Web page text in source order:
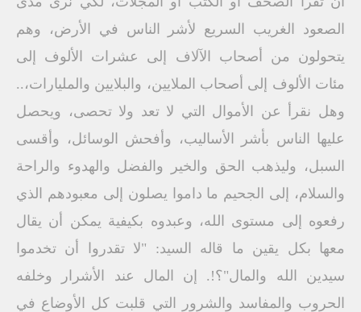
الصعود الغريب السريع لأشر الناس في الأرض، وهم
يتحولون من أصحاب الآلاف إلى عشرات الألوف إلى
مئات الألوف إلى أصحاب الملايين، والبلايين والمليارات،..
وهل نقرأ عن الأموال التي لا تعد ولا تحصى، ويحصل
عليها الناس بأشر الأساليب، وأفحش الوسائل، وأقسى
السبل، وليذهب الحق والخير والفضل والهدوء والراحة
والسلام، إلى الجحيم ما داموا يصلون إلى معبودهم الذي
رفعوه إلى مستوى الله، وعبدوه بكيفية يمكن أن يقال
معها بكل يقين ما قاله السيد: "لا تقدروا أن تخدموا
سيدين الله والمال"؟!. إن المال عند الأشرار وخلفه
الحروب والمفاسد والشرور التي قلبت كل الأوضاع في